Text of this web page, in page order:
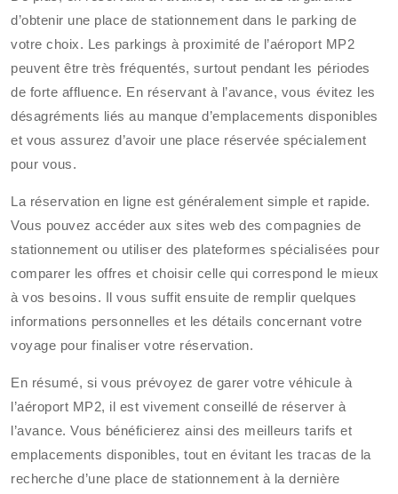
d’obtenir une place de stationnement dans le parking de
votre choix. Les parkings à proximité de l’aéroport MP2
peuvent être très fréquentés, surtout pendant les périodes
de forte affluence. En réservant à l’avance, vous évitez les
désagréments liés au manque d’emplacements disponibles
et vous assurez d’avoir une place réservée spécialement
pour vous.
La réservation en ligne est généralement simple et rapide.
Vous pouvez accéder aux sites web des compagnies de
stationnement ou utiliser des plateformes spécialisées pour
comparer les offres et choisir celle qui correspond le mieux
à vos besoins. Il vous suffit ensuite de remplir quelques
informations personnelles et les détails concernant votre
voyage pour finaliser votre réservation.
En résumé, si vous prévoyez de garer votre véhicule à
l’aéroport MP2, il est vivement conseillé de réserver à
l’avance. Vous bénéficierez ainsi des meilleurs tarifs et
emplacements disponibles, tout en évitant les tracas de la
recherche d’une place de stationnement à la dernière